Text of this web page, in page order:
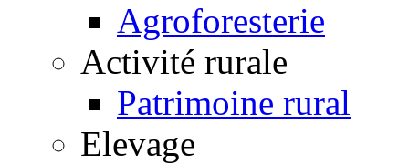
Agroforesterie
Activité rurale
Patrimoine rural
Elevage